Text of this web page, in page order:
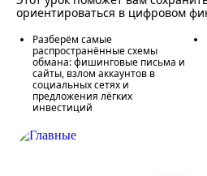
ориентироваться в цифровом
Разберём самые
распространённые схемы
обмана: фишинговые письма и
сайты, взлом аккаунтов в
социальных сетях и
предложения лёгких
инвестиций